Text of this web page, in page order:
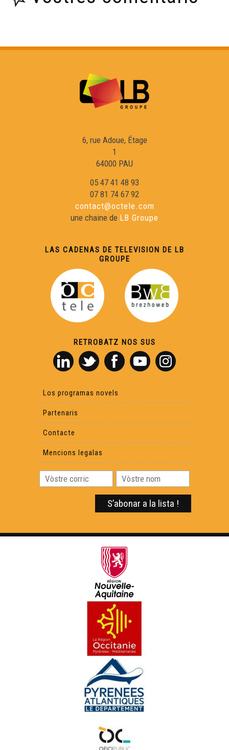
Rodatge Crin-Crau - Eveniments
Archius departementaus de Las Lanas - Eveniments
Molière face Sud - Eveniments
Manifestacions en favor de la lei Molac - Eveniments
Concors bigordan d'expression gascona 2021 -
Eveniments
Estagi doblatge - Eveniments
Universitat occitana d'Estiu de Nimes - Eveniments
Lo festenau de Confolent - Eveniments
Rencontras Occitanas - Festenal Bernard Lesfargues -
Festenau Mascaret - Eveniments
Rambalh de la Sent-Martin - Eveniments
Virabal - Eveniments
Rencontra d'autors a Periguërs - Eveniments
Hestau Pâques en Coulisses - Eveniments
Paratge a Bordelha - Eveniments
La Passem, Dusau edicion - Eveniments
Inauguracion de La Ciutat - Eveniments
Eras Escalas de Primtemps - Eveniments
Hestiv'Òc 2022 - Eveniments
6, rue Adoue, Étage
1
64000 PAU
05 47 41 48 93
07 81 74 67 92
contact@octele.com
une chaine de LB Groupe
LAS CADENAS DE TELEVISION DE LB
GROUPE
RETROBATZ NOS SUS
Los programas novels
Partenaris
Contacte
Mencions legalas